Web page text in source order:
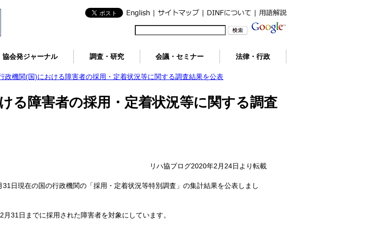
協会発ジャーナル 調査・研究 会議・セミナー 法律・行政
政機関(国)における障害者の採用・定着状況等に関する調査結果を公表
る障害者の採用・定着状況等に関する調査
リハ協ブログ2020年2月24日より転載
日現在の国の行政機関の「採用・定着状況等特別調査」の集計結果を公表しまし
31日までに採用された障害者を対象にしています。